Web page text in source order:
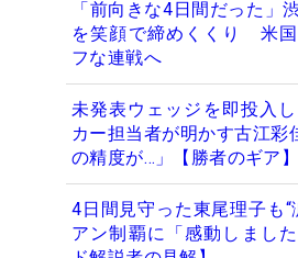
「前向きな4日間だった」
を笑顔で締めくくり 米
フな連戦へ
未発表ウェッジを即投入
カー担当者が明かす古江彩
の精度が…」【勝者のギア】
4日間見守った東尾理子も
アン制覇に「感動しまし